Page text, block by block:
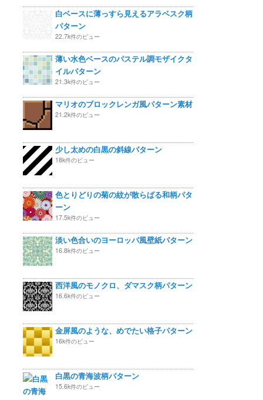
白ベースに薄っすら見えるアラベスク柄
パターン
22.7k件のビュー
薄い水色ベースのパステル調モザイクタ
イルパターン
21.3k件のビュー
マリオのブロックレンガ風パターン素材
21.2k件のビュー
少し太めの白黒の斜線パターン
18k件のビュー
色とりどりの菊の紋が散らばる和柄パタ
ーン
17.5k件のビュー
淡い色合いのヨーロッパ風壁紙パターン
16.8k件のビュー
西洋風のモノクロ、ダマスク柄パターン
16.6k件のビュー
金屏風のような、めでたい格子パターン
16k件のビュー
白黒の青海波柄パターン
15.6k件のビュー